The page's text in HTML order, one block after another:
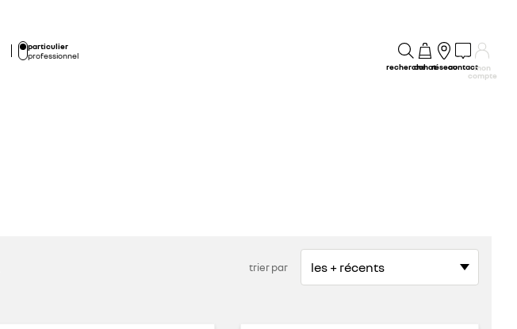
particulier
professionnel
rechercheachatréseaucontactmon
compte
trier par